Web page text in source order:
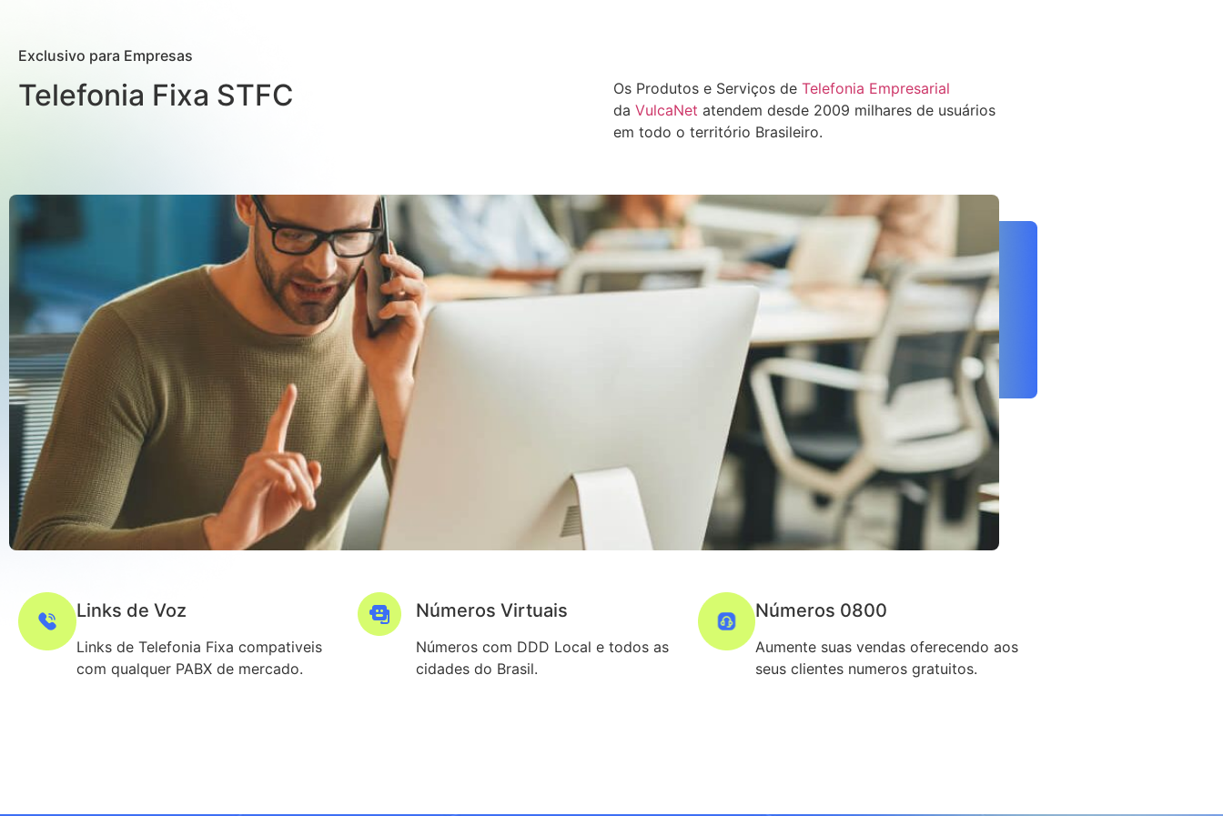
Exclusivo para Empresas
Telefonia Fixa STFC Os Produtos e Serviços de Telefonia Empresarial
da VulcaNet atendem desde 2009 milhares de usuários
em todo o território Brasileiro.
Links de Voz
Links de Telefonia Fixa compativeis
com qualquer PABX de mercado.
Números Virtuais
Números com DDD Local e todos as
cidades do Brasil.
Números 0800
Aumente suas vendas oferecendo aos
seus clientes numeros gratuitos.